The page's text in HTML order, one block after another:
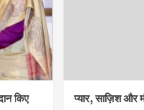
किए
प्यार, साज़िश और